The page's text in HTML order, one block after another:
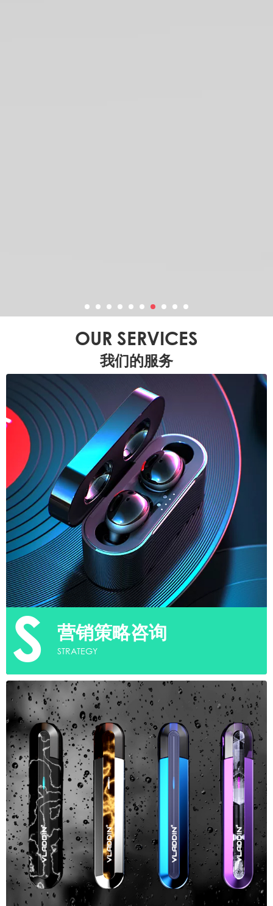
OUR SERVICES
我们的服务
S 营销策略咨询
STRATEGY